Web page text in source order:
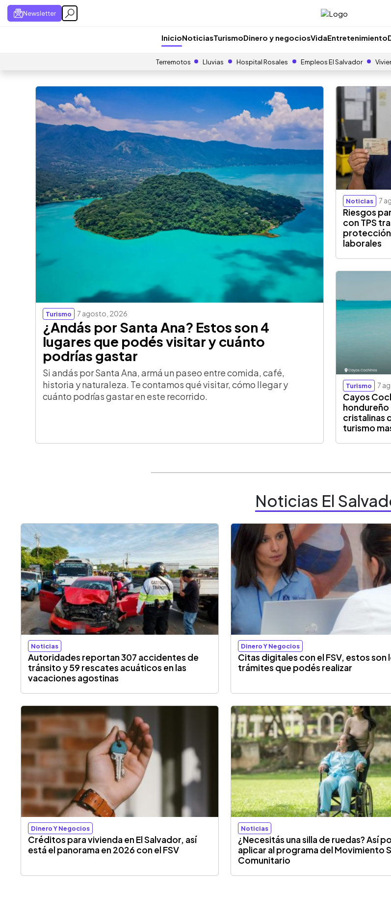
Newsletter
InicioNoticiasTurismoDinero y negociosVidaEntretenimiento
Terremotos Lluvias Hospital Rosales Empleos El Salvador
Turismo 7 agosto, 2026
¿Andás por Santa Ana? Estos son 4
lugares que podés visitar y cuánto
podrías gastar
Si andás por Santa Ana, armá un paseo entre comida, café,
historia y naturaleza. Te contamos qué visitar, cómo llegar y
cuánto podrías gastar en este recorrido.
Noticias 7
Riesgos
con TPS
protección
laborales
Turismo 7
Cayos
hondureño
cristalinas
turismo
Noticias El
Noticias
Autoridades reportan 307 accidentes de
tránsito y 59 rescates acuáticos en las
vacaciones agostinas
Dinero Y Negocios
Citas digitales con el FSV, estos son
trámites que podés realizar
Dinero Y Negocios
Créditos para vivienda en El Salvador, así
está el panorama en 2026 con el FSV
Noticias
¿Necesitás una silla de ruedas? Así
aplicar al programa del Movimiento
Comunitario